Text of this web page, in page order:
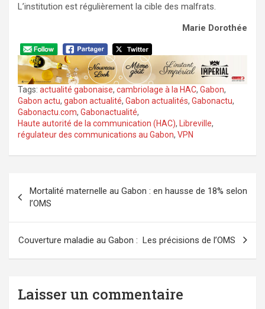
L’institution est régulièrement la cible des malfrats.
Marie Dorothée
Tags: actualité gabonaise, cambriolage à la HAC, Gabon,
Gabon actu, gabon actualité, Gabon actualités, Gabonactu,
Gabonactu.com, Gabonactualité,
Haute autorité de la communication (HAC), Libreville,
régulateur des communications au Gabon, VPN
de
l’article
Mortalité maternelle au Gabon : en hausse de 18% selon
l’OMS
Couverture maladie au Gabon : Les précisions de l’OMS
Laisser un commentaire